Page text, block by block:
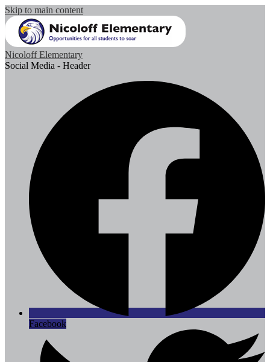
Skip to main content
Nicoloff Elementary
Social Media - Header
Facebook